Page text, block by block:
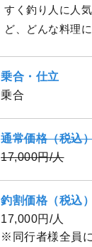
すく釣り人に人
ど、どんな料理
乗合・仕立
乗合
通常価格（税込
17,000円/人
釣割価格（税込）
17,000円/人
※同行者様全員